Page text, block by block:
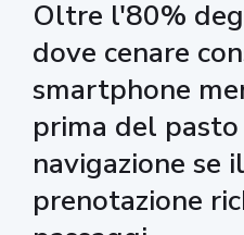
Oltre l'80%
dove cenare
smartphone
prima del
navigazione se
prenotazione